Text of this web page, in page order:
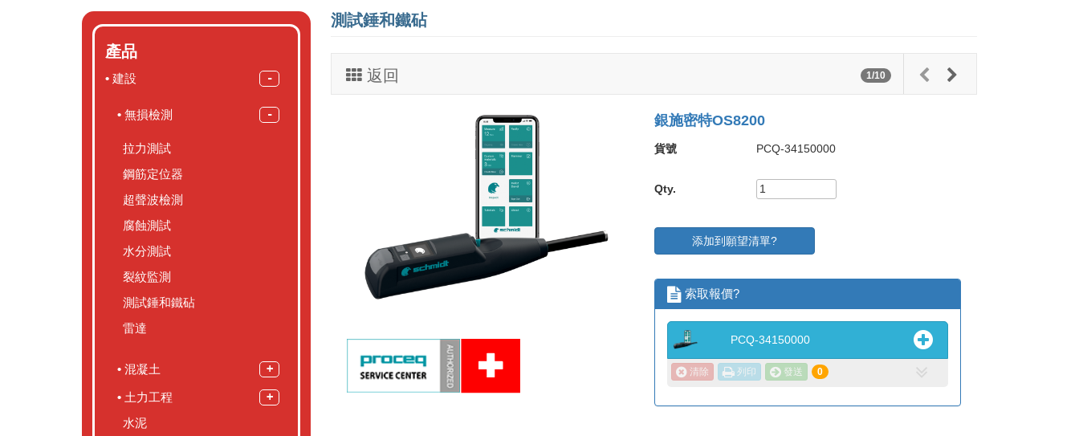
產品
建設
無損檢測
拉力測試
鋼筋定位器
超聲波檢測
腐蝕測試
水分測試
裂紋監測
測試錘和鐵砧
雷達
混凝土
土力工程
水泥
測試錘和鐵砧
返回 1/10
銀施密特OS8200
貨號 PCQ-34150000
Qty.
添加到願望清單?
索取報價?
PCQ-34150000
清除 列印 發送 0